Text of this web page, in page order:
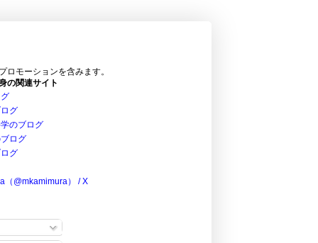
ロモーションを含みます。
の関連サイト
グ
のブログ
ログ
グ
（@mkamimura） / X